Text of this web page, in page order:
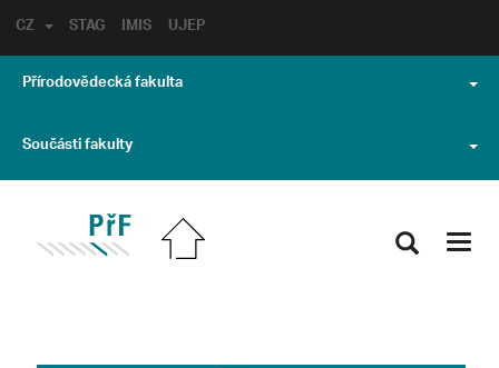
STAG IMIS UJEP
CZ
Přírodovědecká fakulta
Součásti fakulty